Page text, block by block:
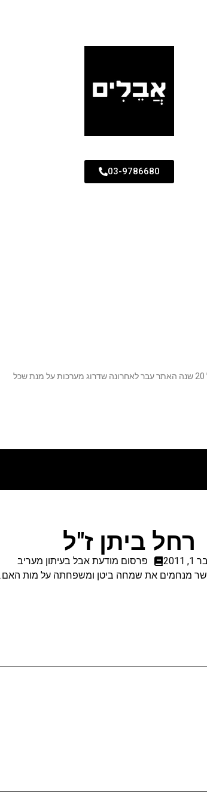
03-9786680
רחל ביתן ז"ל
פרסום מודעת אבל בעיתון מעריב
מנחמים את שמחה ביטן ומשפחתה על מות האם.